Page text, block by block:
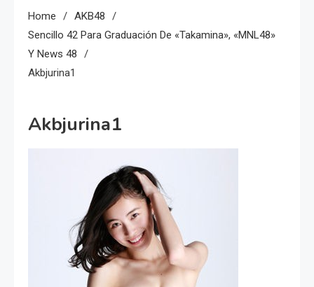
Home
AKB48
Sencillo 42 Para Graduación De «Takamina», «MNL48»
Y News 48
Akbjurina1
Akbjurina1